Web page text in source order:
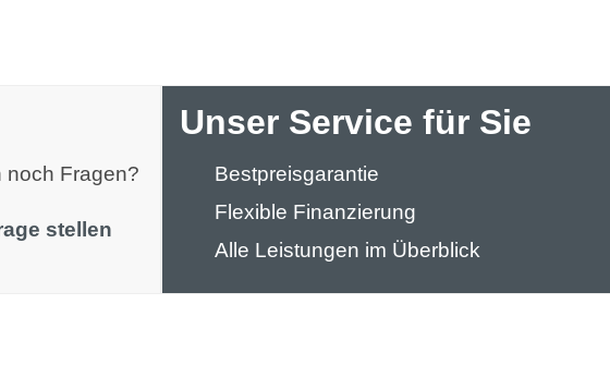
Unser Service für Sie
Bestpreisgarantie
Flexible Finanzierung
Alle Leistungen im Überblick
noch Fragen?
stellen